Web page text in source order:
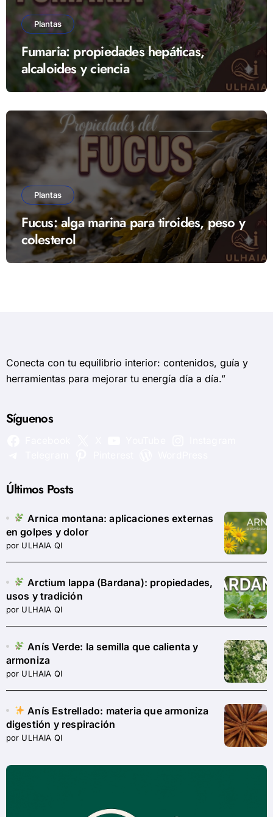
Plantas
Fumaria: propiedades hepáticas,
alcaloides y ciencia
Plantas
Fucus: alga marina para tiroides, peso y
colesterol
Conecta con tu equilibrio interior: contenidos, guía y
herramientas para mejorar tu energía día a día.”
Síguenos
Últimos Posts
Arnica montana: aplicaciones externas
en golpes y dolor
por ULHAIA QI
Arctium lappa (Bardana): propiedades,
usos y tradición
por ULHAIA QI
Anís Verde: la semilla que calienta y
armoniza
por ULHAIA QI
Anís Estrellado: materia que armoniza
digestión y respiración
por ULHAIA QI